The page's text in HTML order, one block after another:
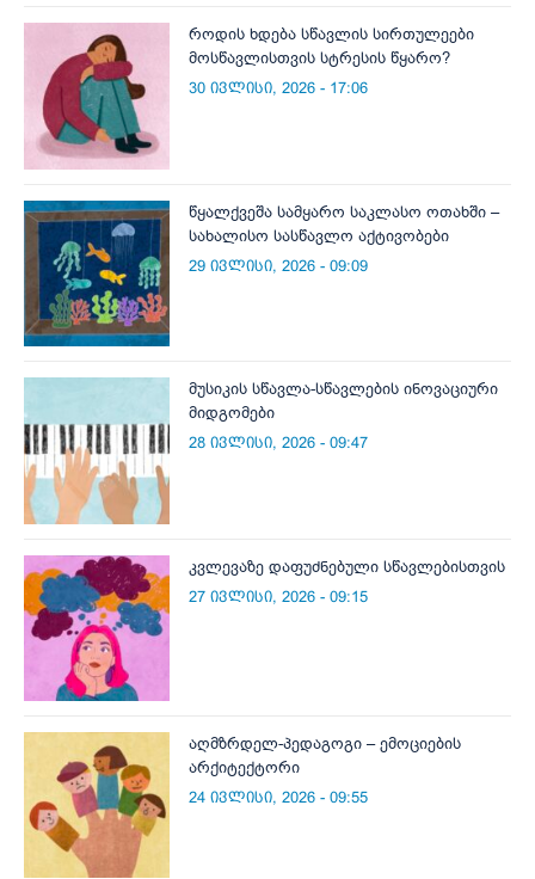
როდის ხდება სწავლის სირთულეები
მოსწავლისთვის სტრესის წყარო?
30 ივლისი, 2026 - 17:06
წყალქვეშა სამყარო საკლასო ოთახში –
სახალისო სასწავლო აქტივობები
29 ივლისი, 2026 - 09:09
მუსიკის სწავლა-სწავლების ინოვაციური
მიდგომები
28 ივლისი, 2026 - 09:47
კვლევაზე დაფუძნებული სწავლებისთვის
27 ივლისი, 2026 - 09:15
აღმზრდელ-პედაგოგი – ემოციების
არქიტექტორი
24 ივლისი, 2026 - 09:55